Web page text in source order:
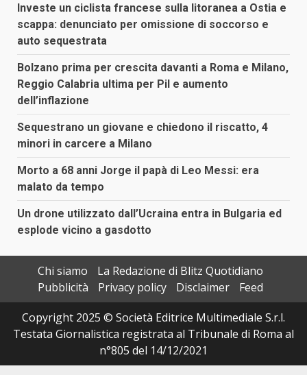
Investe un ciclista francese sulla litoranea a Ostia e
scappa: denunciato per omissione di soccorso e
auto sequestrata
Bolzano prima per crescita davanti a Roma e Milano,
Reggio Calabria ultima per Pil e aumento
dell’inflazione
Sequestrano un giovane e chiedono il riscatto, 4
minori in carcere a Milano
Morto a 68 anni Jorge il papà di Leo Messi: era
malato da tempo
Un drone utilizzato dall’Ucraina entra in Bulgaria ed
esplode vicino a gasdotto
Chi siamo
La Redazione di Blitz Quotidiano
Pubblicità
Privacy policy Disclaimer
Feed
Copyright 2025 © Società Editrice Multimediale S.r.l.
Testata Giornalistica registrata al Tribunale di Roma al
n°805 del 14/12/2021